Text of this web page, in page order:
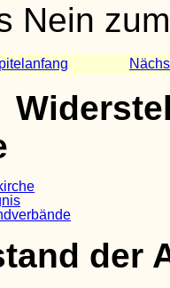
Nein
der